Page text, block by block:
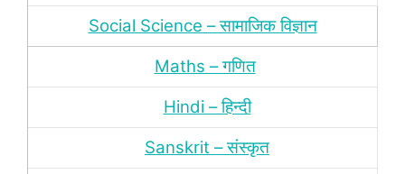
Social Science – सामाजिक विज्ञान
Maths – गणित
Hindi – हिन्‍दी
Sanskrit – संस्‍कृत